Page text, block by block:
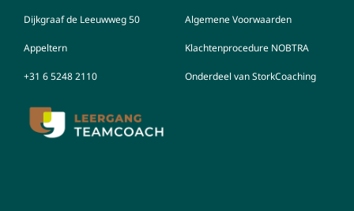
Dijkgraaf de Leeuwweg 50
Appeltern
+31 6 5248 2110
Algemene Voorwaarden
Klachtenprocedure NOBTRA
Onderdeel van StorkCoaching